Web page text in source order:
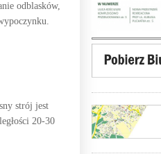
odblasków,
strój jest
20-30